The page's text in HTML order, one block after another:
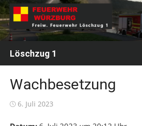
Skip
to
content
Löschzug 1
Wachbesetzung
Posted
6. Juli 2023